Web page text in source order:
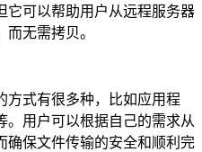
它可以帮助用户从远程服务器
无需拷贝。
式有很多种，比如应用程
。用户可以根据自己的需求从
确保文件传输的安全和顺利完